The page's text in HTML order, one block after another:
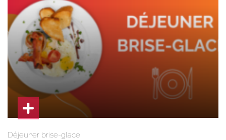
Déjeuner brise-glace